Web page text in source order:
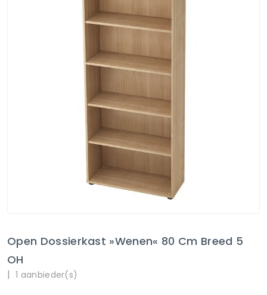
Open Dossierkast »Wenen« 80 Cm Breed 5
OH
| 1 aanbieder(s)